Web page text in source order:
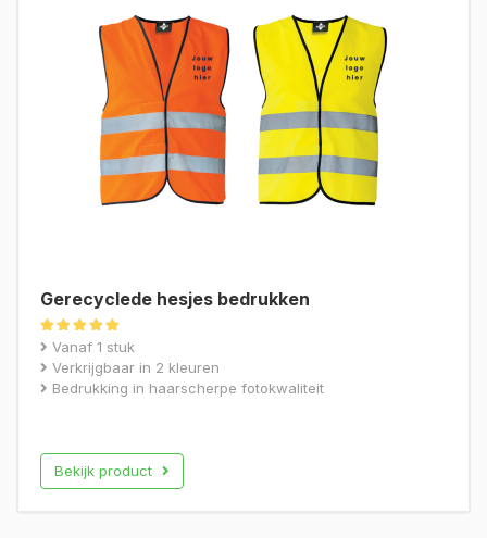
Gerecyclede hesjes bedrukken
Gewaardeerd
4.67
uit 5
Vanaf 1 stuk
Verkrijgbaar in 2 kleuren
Bedrukking in haarscherpe fotokwaliteit
Bekijk product